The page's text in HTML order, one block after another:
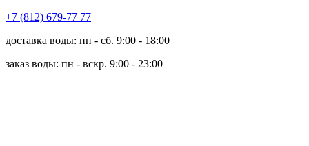
+7 (812) 679-77 77
доставка воды: пн - сб. 9:00 - 18:00
заказ воды: пн - вскр. 9:00 - 23:00